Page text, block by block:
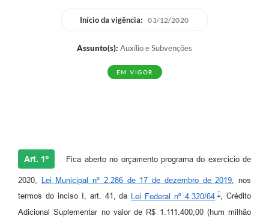
Início da vigência: 03/12/2020
Assunto(s): Auxílio e Subvenções
EM VIGOR
Art. 1º Fica aberto no orçamento programa do exercicio de
2020, Lei Municipal nº 2.286 de 17 de dezembro de 2019, nos
termos do inciso I, art. 41, da
Lei Federal nº 4.320/64
, Crédito
Adicional Suplementar no valor de R$ 1.111.400,00 (hum milhão